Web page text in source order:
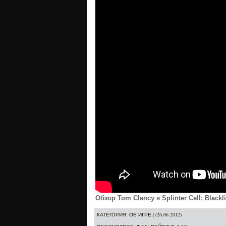
Обзор Tom Clancy s Splinter Cell:
КАТЕГОРИЯ: ОБ ИГРЕ | (26.06.2012)